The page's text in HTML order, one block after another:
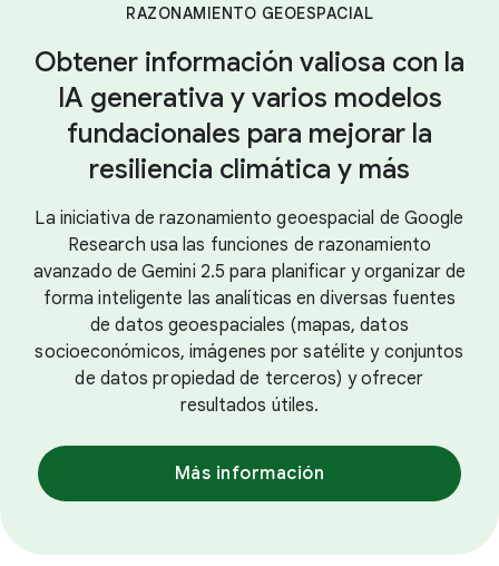
RAZONAMIENTO GEOESPACIAL
Obtener información valiosa con la
IA generativa y varios modelos
fundacionales para mejorar la
resiliencia climática y más
La iniciativa de razonamiento geoespacial de Google
Research usa las funciones de razonamiento
avanzado de Gemini 2.5 para planificar y organizar de
forma inteligente las analíticas en diversas fuentes
de datos geoespaciales (mapas, datos
socioeconómicos, imágenes por satélite y conjuntos
de datos propiedad de terceros) y ofrecer
resultados útiles.
Más información